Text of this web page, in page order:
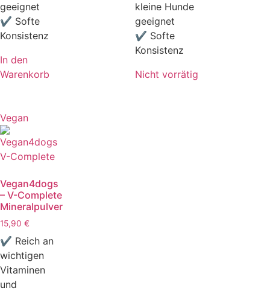
geeignet
✔ Softe
Konsistenz
In den
Warenkorb
kleine Hunde
geeignet
✔ Softe
Konsistenz
Nicht vorrätig
Vegan
Vegan4dogs
– V-Complete
Mineralpulver
15,90 €
✔ Reich an
wichtigen
Vitaminen
und